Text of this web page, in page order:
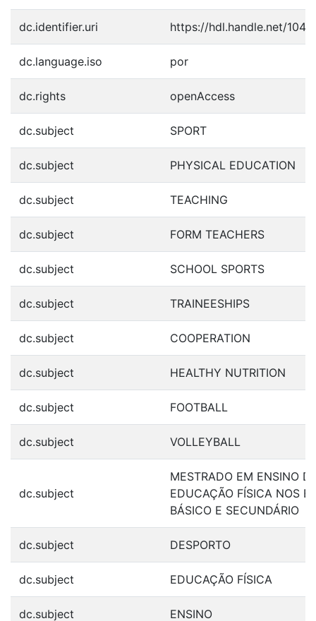
dc.identifier.uri https://hdl.handle.net/
dc.language.iso por
dc.rights openAccess
dc.subject SPORT
dc.subject PHYSICAL EDUCATION
dc.subject TEACHING
dc.subject FORM TEACHERS
dc.subject SCHOOL SPORTS
dc.subject TRAINEESHIPS
dc.subject COOPERATION
dc.subject HEALTHY NUTRITION
dc.subject FOOTBALL
dc.subject VOLLEYBALL
dc.subject
MESTRADO EM ENSINO
EDUCAÇÃO FÍSICA NOS
BÁSICO E SECUNDÁRIO
dc.subject DESPORTO
dc.subject EDUCAÇÃO FÍSICA
dc.subject ENSINO